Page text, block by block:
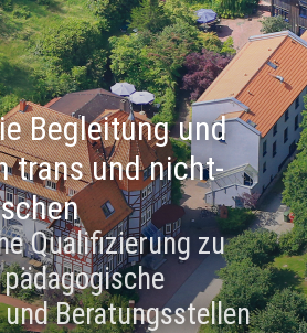
Begleitung und
trans und nicht-
Qualifizierung zu
Beratungsstellen